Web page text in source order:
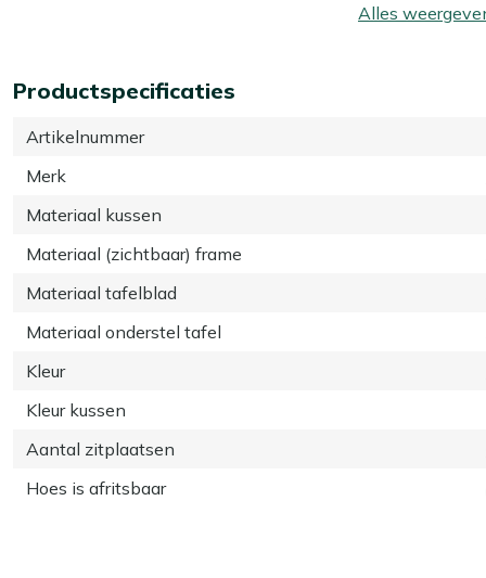
Alles
Productspecificaties
Artikelnummer
Merk
Materiaal kussen
Materiaal (zichtbaar) frame
Materiaal tafelblad
Materiaal onderstel tafel
Kleur
Kleur kussen
Aantal zitplaatsen
Hoes is afritsbaar